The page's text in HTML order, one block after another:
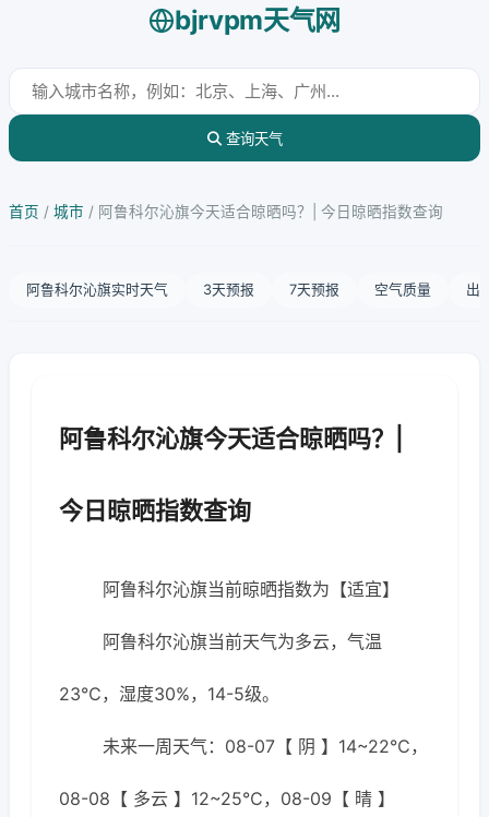
bjrvpm天气网
查询天气
首页 / 城市 / 阿鲁科尔沁旗今天适合晾晒吗？| 今日晾晒指数查询
阿鲁科尔沁旗实时天气 3天预报 7天预报 空气质量 出
阿鲁科尔沁旗今天适合晾晒吗？|
今日晾晒指数查询
阿鲁科尔沁旗当前晾晒指数为【适宜】
阿鲁科尔沁旗当前天气为多云，气温
23℃，湿度30%，14-5级。
未来一周天气：08-07【 阴 】14~22℃，
08-08【 多云 】12~25℃，08-09【 晴 】